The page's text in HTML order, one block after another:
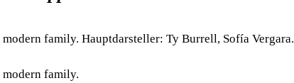
family. Hauptdarsteller: Ty Burrell, Sofía Vergara.
family.